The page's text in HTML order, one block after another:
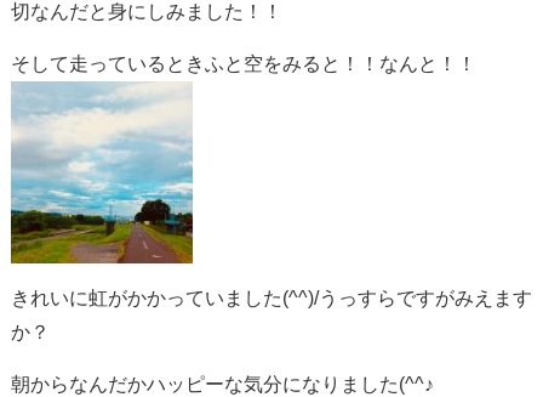
切なんだと身にしみました！！
そして走っているときふと空をみると！！なんと！！
きれいに虹がかかっていました(^^)/うっすらですがみえます
か？
朝からなんだかハッピーな気分になりました(^^♪